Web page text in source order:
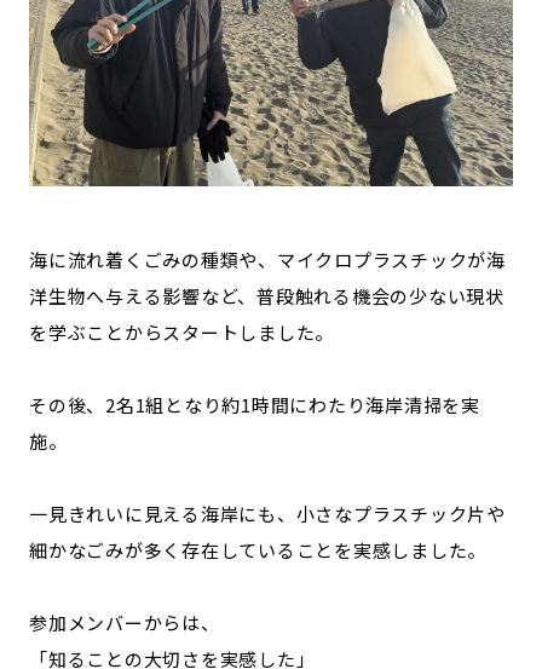
海に流れ着くごみの種類や、マイクロプラスチックが海
洋生物へ与える影響など、普段触れる機会の少ない現状
を学ぶことからスタートしました。
その後、2名1組となり約1時間にわたり海岸清掃を実
施。
一見きれいに見える海岸にも、小さなプラスチック片や
細かなごみが多く存在していることを実感しました。
参加メンバーからは、
「知ることの大切さを実感した」